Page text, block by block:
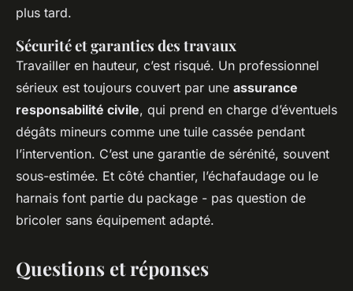
plus tard.
Sécurité et garanties des travaux
Travailler en hauteur, c’est risqué. Un professionnel
sérieux est toujours couvert par une assurance
responsabilité civile, qui prend en charge d’éventuels
dégâts mineurs comme une tuile cassée pendant
l’intervention. C’est une garantie de sérénité, souvent
sous-estimée. Et côté chantier, l’échafaudage ou le
harnais font partie du package - pas question de
bricoler sans équipement adapté.
Questions et réponses